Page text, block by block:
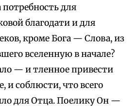
для
благодати и для
кроме Бога — Слова, из
вселенную в начале?
— и тленное привести
и соблюсти, что всего
для Отца. Поелику Он —